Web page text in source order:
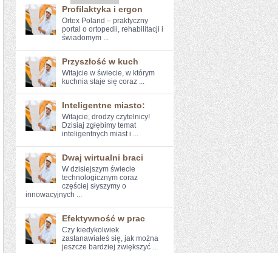
Profilaktyka i ergon
Ortex Poland – praktyczny
portal o ortopedii, rehabilitacji i
świadomym ...
Przyszłość w kuch
Witajcie w świecie, w którym
kuchnia staje się coraz ...
Inteligentne miasto:
Witajcie, drodzy czytelnicy!
Dzisiaj zgłębimy temat
inteligentnych‍ miast i ...
Dwaj wirtualni braci
W ​dzisiejszym świecie
technologicznym ​coraz⁢
częściej słyszymy o
innowacyjnych ...
Efektywność w prac
Czy kiedykolwiek
zastanawiałeś się, jak można
jeszcze bardziej⁣ zwiększyć ...